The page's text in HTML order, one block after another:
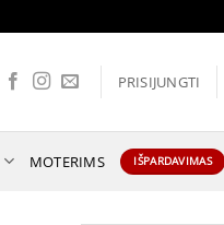
PRISIJUNGTI
MOTERIMS IŠPARDAVIMAS